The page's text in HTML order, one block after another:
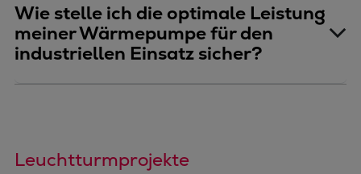
Wie stelle ich die optimale Leistung
meiner Wärmepumpe für den
industriellen Einsatz sicher?
Leuchtturmprojekte